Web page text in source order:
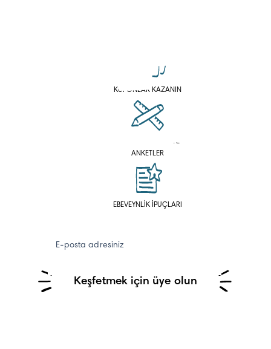
KUPONLAR KAZANIN
HESAPLAYICILAR VE
ANKETLER
EBEVEYNLİK İPUÇLARI
E-posta adresiniz
Keşfetmek için üye olun